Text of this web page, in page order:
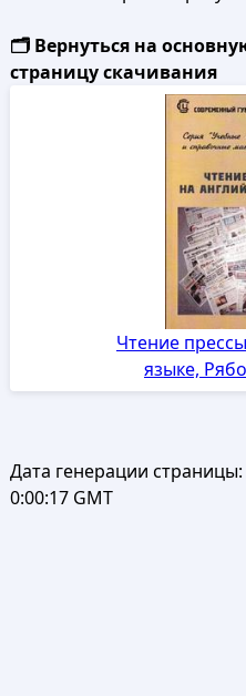
🗂️ Вернуться на
страницу скачивания
Чтение
языке,
Дата генерации страницы:
0:00:17 GMT